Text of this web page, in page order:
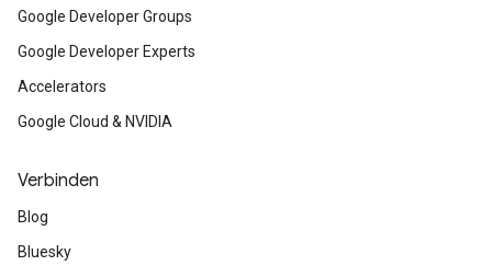
Google Developer Groups
Google Developer Experts
Accelerators
Google Cloud & NVIDIA
Verbinden
Blog
Bluesky